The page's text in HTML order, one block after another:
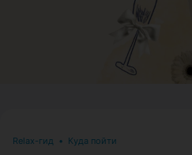
Relax-гид • Куда пойти